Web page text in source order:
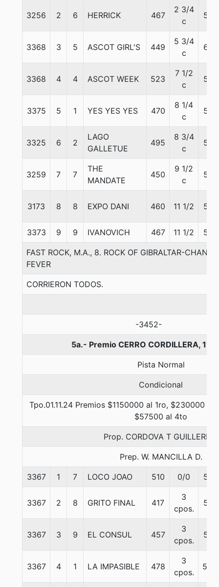
3256 2 6 HERRICK 467
2 3/4
c
53
3368 3 5 ASCOT GIRL'S 449
5 3/4
c
60
3368 4 4 ASCOT WEEK 523
7 1/2
c
58
3375 5 1 YES YES YES 470
8 1/4
c
54
3325 6 2
LAGO
GALLETUE
495
8 3/4
c
58
3259 7 7
THE
MANDATE
450
9 1/2
c
56
3173 8 8 EXPO DANI 460 11 1/2 56
3373 9 9 IVANOVICH 467 11 1/2 59
FAST ROCK, M.A., 8. ROCK OF GIBRALTAR-
FEVER
CORRIERON TODOS.
-3452-
5a.- Premio CERRO CORDILLERA,
Pista Normal
Condicional
Tpo.01.11.24 Premios $1150000 al 1ro, $230000 al
$57500 al 4to
Prop. CORDOVA T GUILLERMO
Prep. W. MANCILLA D.
3367 1 7 LOCO JOAO 510 0/0 57
3367 2 8 GRITO FINAL 417
3
cpos.
57
3367 3 9 EL CONSUL 457
3
cpos.
57
3367 4 1 LA IMPASIBLE 478
3
cpos.
54.